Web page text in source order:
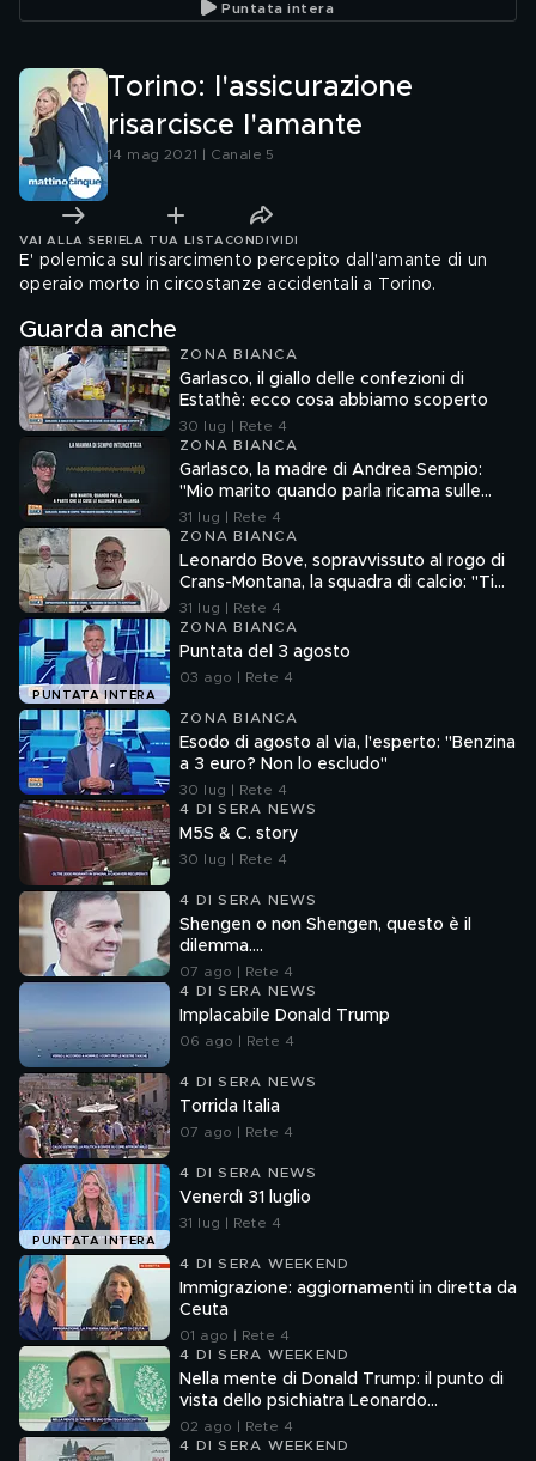
Puntata intera
Torino: l'assicurazione
risarcisce l'amante
14 mag 2021 | Canale 5
VAI ALLA SERIE LA TUA LISTA CONDIVIDI
E' polemica sul risarcimento percepito dall'amante di un
operaio morto in circostanze accidentali a Torino.
Guarda anche
ZONA BIANCA
Garlasco, il giallo delle confezioni di
Estathè: ecco cosa abbiamo scoperto
30 lug | Rete 4
ZONA BIANCA
Garlasco, la madre di Andrea Sempio:
"Mio marito quando parla ricama sulle
cose"
31 lug | Rete 4
ZONA BIANCA
Leonardo Bove, sopravvissuto al rogo di
Crans-Montana, la squadra di calcio: "Ti
aspettiamo"
31 lug | Rete 4
PUNTATA INTERA
ZONA BIANCA
Puntata del 3 agosto
03 ago | Rete 4
ZONA BIANCA
Esodo di agosto al via, l'esperto: "Benzina
a 3 euro? Non lo escludo"
30 lug | Rete 4
4 DI SERA NEWS
M5S & C. story
30 lug | Rete 4
4 DI SERA NEWS
Shengen o non Shengen, questo è il
dilemma....
07 ago | Rete 4
4 DI SERA NEWS
Implacabile Donald Trump
06 ago | Rete 4
4 DI SERA NEWS
Torrida Italia
07 ago | Rete 4
PUNTATA INTERA
4 DI SERA NEWS
Venerdì 31 luglio
31 lug | Rete 4
4 DI SERA WEEKEND
Immigrazione: aggiornamenti in diretta da
Ceuta
01 ago | Rete 4
4 DI SERA WEEKEND
Nella mente di Donald Trump: il punto di
vista dello psichiatra Leonardo
Mendolicchio
02 ago | Rete 4
4 DI SERA WEEKEND